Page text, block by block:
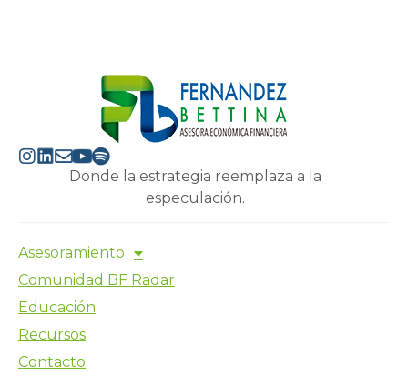
Donde la estrategia reemplaza a la
especulación.
Asesoramiento
Comunidad BF Radar
Educación
Recursos
Contacto